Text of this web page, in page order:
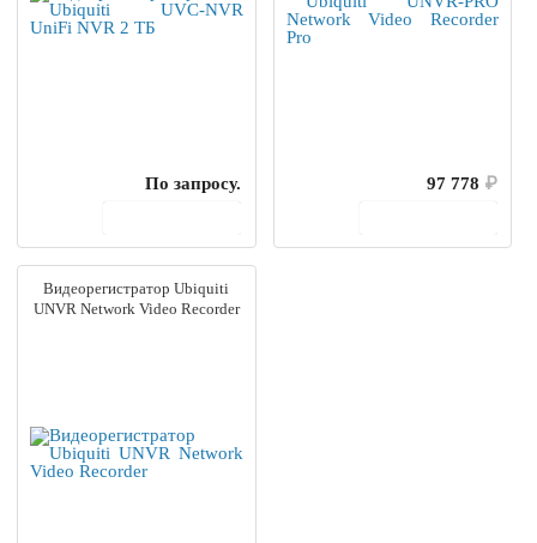
По запросу.
97 778 ₽
Видеорегистратор Ubiquiti
UNVR Network Video Recorder